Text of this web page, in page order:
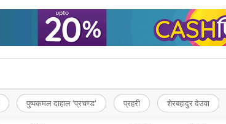
पुष्पकमल दाहाल ‘प्रचण्ड’ प्रहरी शेरबहादुर देउवा